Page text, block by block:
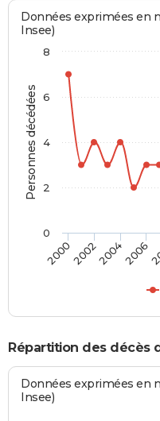
Personnes décédées
Données exprimées en
Insee)
2000200220042006
0
2
4
6
8
Répartition des décès
Données exprimées en
Insee)